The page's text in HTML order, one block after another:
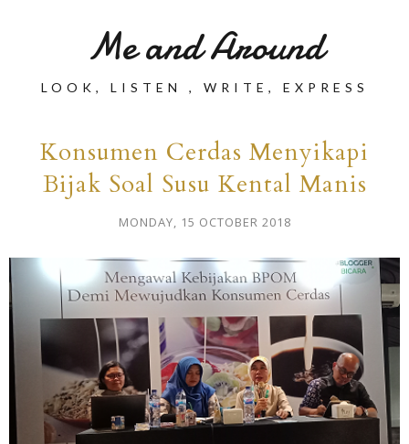
Me and Around
LOOK, LISTEN , WRITE, EXPRESS
Konsumen Cerdas Menyikapi
Bijak Soal Susu Kental Manis
MONDAY, 15 OCTOBER 2018